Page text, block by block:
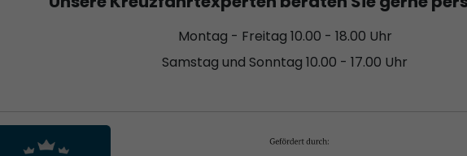
Montag - Freitag 10.00 - 18.00 Uhr
Samstag und Sonntag 10.00 - 17.00 Uhr